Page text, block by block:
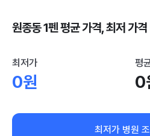
원종동 1펜 평균 가격, 최저 가
최저가
0원
평
0
최저가 병원 조